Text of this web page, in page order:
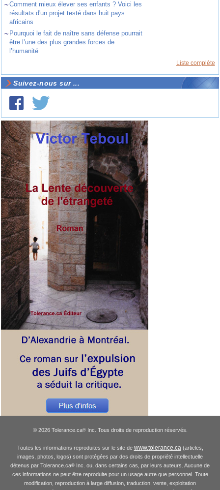
~Comment mieux élever ses enfants ? Voici les
résultats d'un projet testé dans huit pays
africains
~ Pourquoi le fait de naître sans défense pourrait
être l’une des plus grandes forces de
l’humanité
Liste complète
Suivez-nous sur ...
© 2026 Tolerance.ca®Inc. Tous droits de reproduction réservés.
Toutes les informations reproduites sur le site de www.tolerance.ca(articles,
images, photos, logos) sont protégées par des droits de propriété intellectuelle
détenus par Tolerance.ca® Inc. ou, dans certains cas, par leurs auteurs. Aucune de
ces informations ne peut être reproduite pour un usage autre que personnel. Toute
modification, reproduction à large diffusion, traduction, vente, exploitation